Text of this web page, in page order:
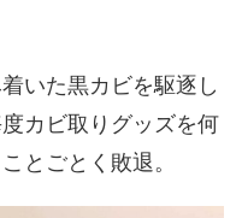
いた黒カビを駆逐し
カビ取りグッズを何
とごとく敗退。